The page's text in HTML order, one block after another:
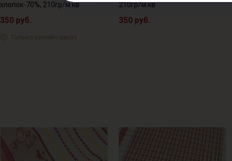
хлопок-70%, 210гр/м.кв
350 руб.
Только онлайн-заказ
210гр/м.кв
350 руб.